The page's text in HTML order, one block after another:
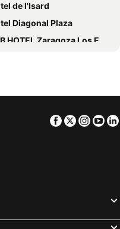
de l'Isard
Diagonal Plaza
HOTEL Zaragoza Los Enlaces Estación
Toulouse Gare Matabiau
budget Girona Costa Brava
Facebook
Twitter